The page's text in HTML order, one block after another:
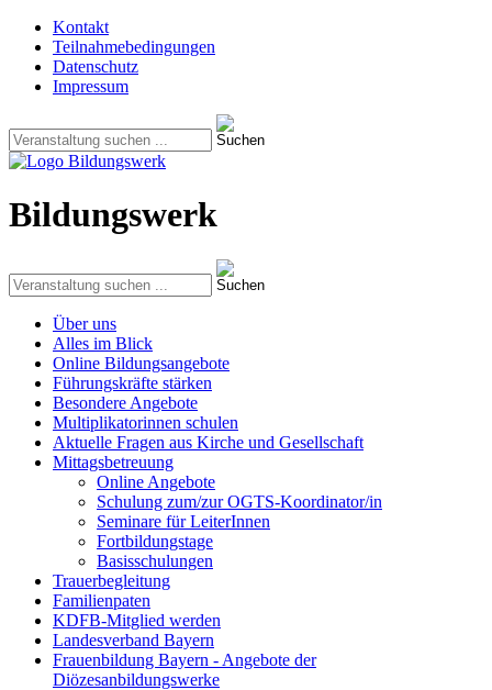
Kontakt
Teilnahmebedingungen
Datenschutz
Impressum
Bildungswerk
Über uns
Alles im Blick
Online Bildungsangebote
Führungskräfte stärken
Besondere Angebote
Multiplikatorinnen schulen
Aktuelle Fragen aus Kirche und Gesellschaft
Mittagsbetreuung
Online Angebote
Schulung zum/zur OGTS-Koordinator/in
Seminare für LeiterInnen
Fortbildungstage
Basisschulungen
Trauerbegleitung
Familienpaten
KDFB-Mitglied werden
Landesverband Bayern
Frauenbildung Bayern - Angebote der
Diözesanbildungswerke